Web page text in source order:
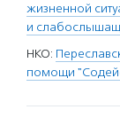
жизненной
и
НКО:
помощи